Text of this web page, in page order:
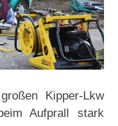
Kipper-Lkw
Aufprall stark